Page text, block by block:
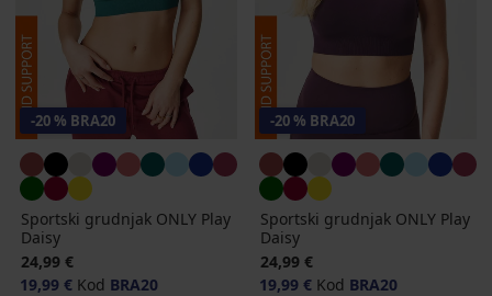
-20 % BRA20
Sportski grudnjak ONLY Play
Daisy
24,99 €
19,99 € Kod BRA20
-20 % BRA20
Sportski grudnjak ONLY Play
Daisy
24,99 €
19,99 € Kod BRA20